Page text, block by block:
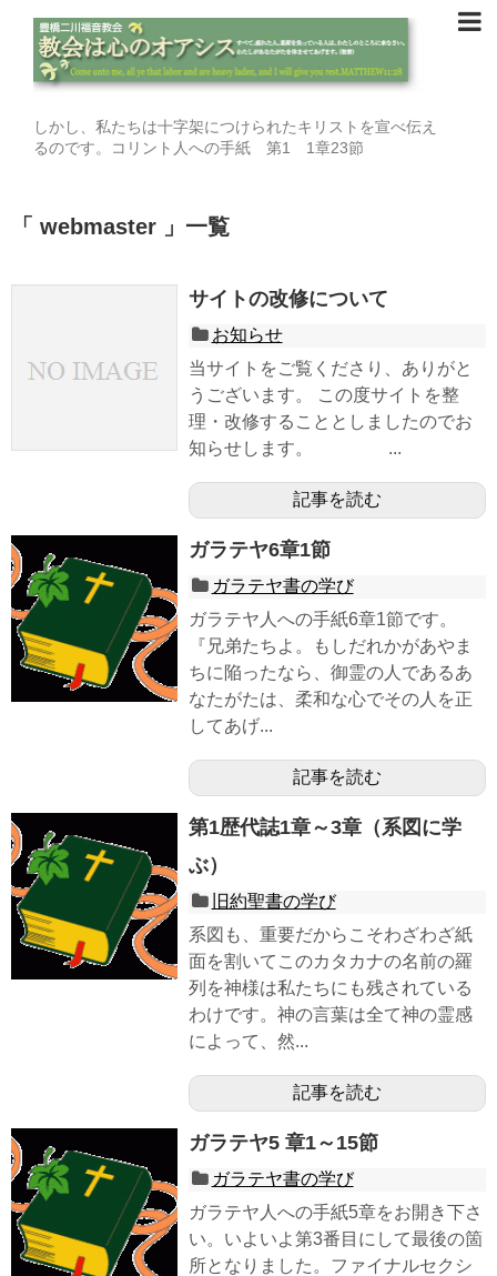
しかし、私たちは十字架につけられたキリストを宣べ伝え
るのです。コリント人への手紙 第1 1章23節
「 webmaster 」一覧
サイトの改修について
お知らせ
当サイトをご覧くださり、ありがと
うございます。 この度サイトを整
理・改修することとしましたのでお
知らせします。 ...
記事を読む
ガラテヤ6章1節
ガラテヤ書の学び
ガラテヤ人への手紙6章1節です。
『兄弟たちよ。もしだれかがあやま
ちに陥ったなら、御霊の人であるあ
なたがたは、柔和な心でその人を正
してあげ...
記事を読む
第1歴代誌1章～3章（系図に学
ぶ）
旧約聖書の学び
系図も、重要だからこそわざわざ紙
面を割いてこのカタカナの名前の羅
列を神様は私たちにも残されている
わけです。神の言葉は全て神の霊感
によって、然...
記事を読む
ガラテヤ5 章1～15節
ガラテヤ書の学び
ガラテヤ人への手紙5章をお開き下さ
い。いよいよ第3番目にして最後の箇
所となりました。ファイナルセクシ